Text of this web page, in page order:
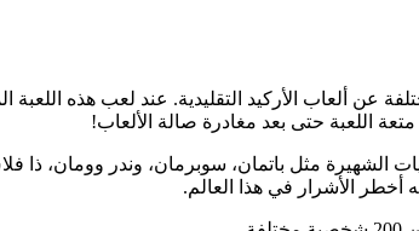
اللعبة حتى بعد مغادرة صالة الألعاب!
مثل باتمان، سوبرمان، وندر وومان، ذا
الأشرار في هذا العالم.